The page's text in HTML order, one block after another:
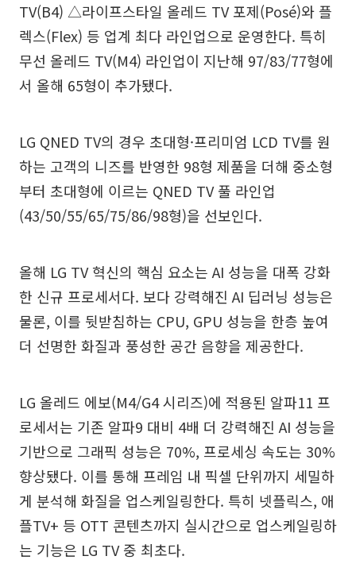
TV(B4) △라이프스타일 올레드 TV 포제(Posé)와 플
렉스(Flex) 등 업계 최다 라인업으로 운영한다. 특히
무선 올레드 TV(M4) 라인업이 지난해 97/83/77형에
서 올해 65형이 추가됐다.
LG QNED TV의 경우 초대형·프리미엄 LCD TV를 원
하는 고객의 니즈를 반영한 98형 제품을 더해 중소형
부터 초대형에 이르는 QNED TV 풀 라인업
(43/50/55/65/75/86/98형)을 선보인다.
올해 LG TV 혁신의 핵심 요소는 AI 성능을 대폭 강화
한 신규 프로세서다. 보다 강력해진 AI 딥러닝 성능은
물론, 이를 뒷받침하는 CPU, GPU 성능을 한층 높여
더 선명한 화질과 풍성한 공간 음향을 제공한다.
LG 올레드 에보(M4/G4 시리즈)에 적용된 알파11 프
로세서는 기존 알파9 대비 4배 더 강력해진 AI 성능을
기반으로 그래픽 성능은 70%, 프로세싱 속도는 30%
향상됐다. 이를 통해 프레임 내 픽셀 단위까지 세밀하
게 분석해 화질을 업스케일링한다. 특히 넷플릭스, 애
플TV+ 등 OTT 콘텐츠까지 실시간으로 업스케일링하
는 기능은 LG TV 중 최초다.